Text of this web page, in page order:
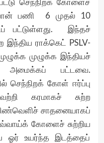
பணி 6 முதல் 10
பட்டுள்ளது. இந்தச்
இந்திய ராக்கெட் PSLV-
முழுக்க இந்தியச்
அமைக்கப் பட்டவை.
செந்நிறக் கோள் ஈர்ப்பு
கரமாகச் சுற்ற
சாதனையாகப்
கோளைச் சுற்றிய
ஓர் உயர்ந்த இடத்தைப்